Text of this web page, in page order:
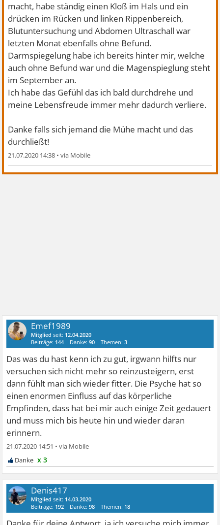
macht, habe ständig einen Kloß im Hals und ein
drücken im Rücken und linken Rippenbereich,
Blutuntersuchung und Abdomen Ultraschall war
letzten Monat ebenfalls ohne Befund.
Darmspiegelung habe ich bereits hinter mir, welche
auch ohne Befund war und die Magenspieglung steht
im September an.
Ich habe das Gefühl das ich bald durchdrehe und
meine Lebensfreude immer mehr dadurch verliere.
Danke falls sich jemand die Mühe macht und das
durchließt!
21.07.2020 14:38 •
Emef1989
Mitglied seit: 12.04.2020
Beiträge: 144 Danke:90 Themen:3
Das was du hast kenn ich zu gut, irgwann hilfts nur
versuchen sich nicht mehr so reinzusteigern, erst
dann fühlt man sich wieder fitter. Die Psyche hat so
einen enormen Einfluss auf das körperliche
Empfinden, dass hat bei mir auch einige Zeit gedauert
und muss mich bis heute hin und wieder daran
erinnern.
21.07.2020 14:51 •
x 3
Denis417
Mitglied seit: 14.03.2020
Beiträge: 192 Danke:98 Themen: 18